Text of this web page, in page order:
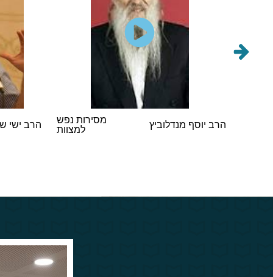
הרב יוסף מנדלוביץ
מסירות נפש
למצוות
הרב ישי